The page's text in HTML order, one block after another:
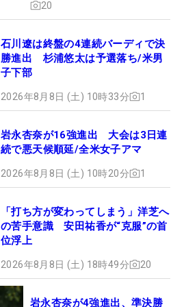
20
石川遼は終盤の4連続バーディで決
勝進出 杉浦悠太は予選落ち/米男
子下部
2026年8月8日 (土) 10時33分 1
岩永杏奈が16強進出 大会は3日連
続で悪天候順延/全米女子アマ
2026年8月8日 (土) 10時20分 1
「打ち方が変わってしまう」洋芝へ
の苦手意識 安田祐香が“克服”の首
位浮上
2026年8月8日 (土) 18時49分 20
岩永杏奈が4強進出、準決勝